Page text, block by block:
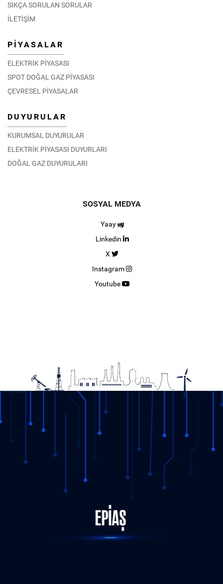
SIKÇA SORULAN SORULAR
İLETİŞİM
PİYASALAR
ELEKTRİK PİYASASI
SPOT DOĞAL GAZ PİYASASI
ÇEVRESEL PİYASALAR
DUYURULAR
KURUMSAL DUYURULAR
ELEKTRİK PİYASASI DUYURLARI
DOĞAL GAZ DUYURULARI
SOSYAL MEDYA
Yaay
Linkedin
X
Instagram
Youtube